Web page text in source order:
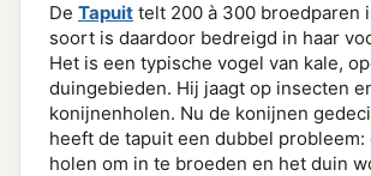
De Tapuit telt 200 à 300 broedparen
soort is daardoor bedreigd in haar
Het is een typische vogel van kale,
duingebieden. Hij jaagt op insecten
konijnenholen. Nu de konijnen
heeft de tapuit een dubbel
holen om in te broeden en het duin